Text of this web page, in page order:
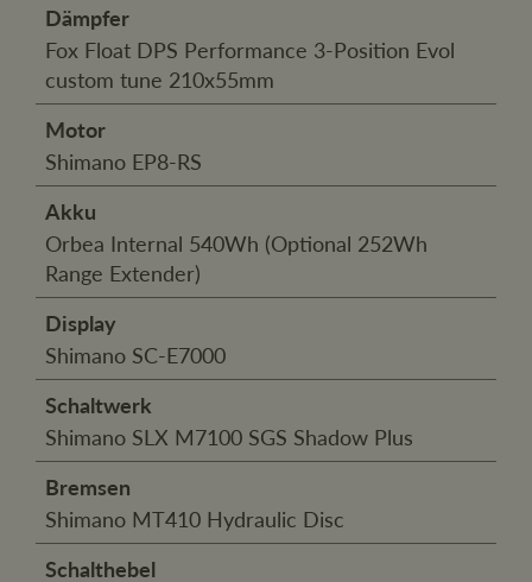
Dämpfer
Fox Float DPS Performance 3-Position Evol
custom tune 210x55mm
Motor
Shimano EP8-RS
Akku
Orbea Internal 540Wh (Optional 252Wh
Range Extender)
Display
Shimano SC-E7000
Schaltwerk
Shimano SLX M7100 SGS Shadow Plus
Bremsen
Shimano MT410 Hydraulic Disc
Schalthebel